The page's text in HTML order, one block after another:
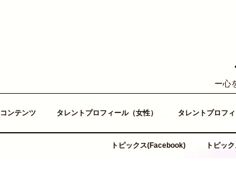
ー心
コンテンツ タレントプロフィール（女性） タレントプロフィ
トピックス(Facebook) トピッ